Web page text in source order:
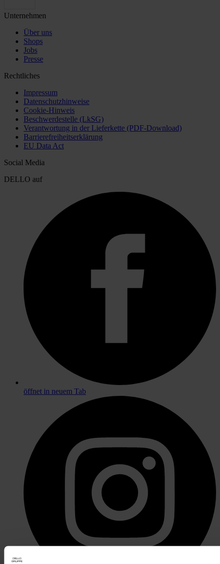
Unternehmen
Über uns
Shops
Jobs
Presse
Rechtliches
Impressum
Datenschutzhinweise
Cookie-Hinweis
Beschwerdestelle (LkSG)
Verantwortung in der Lieferkette (PDF-Download)
Barrierefreiheitserklärung
EU Data Act
Social Media
DELLO auf
öffnet in neuem Tab